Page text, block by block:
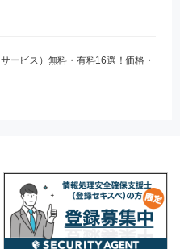
ービス）無料・有料16選！価格・